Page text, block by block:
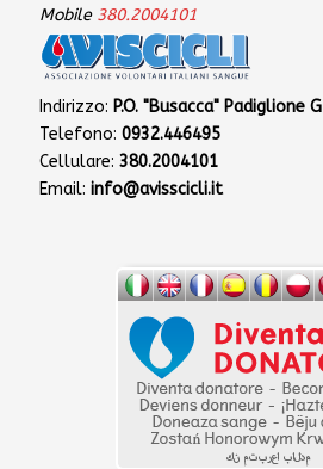
Mobile 380.2004101
Indirizzo: P.O. "Busacca" Padiglione G
Telefono: 0932.446495
Cellulare: 380.2004101
Email: info@avisscicli.it